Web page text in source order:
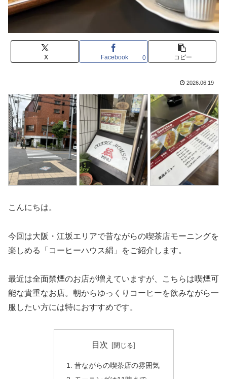
X Facebook 0 コピー
2026.06.19
こんにちは。
今回は大阪・江坂エリアで昔ながらの喫茶店モーニングを
楽しめる「コーヒーハウス絹」をご紹介します。
最近は全面禁煙のお店が増えていますが、こちらは喫煙可
能な貴重なお店。朝からゆっくりコーヒーを飲みながら一
服したい方には特におすすめです。
目次
昔ながらの喫茶店の雰囲気